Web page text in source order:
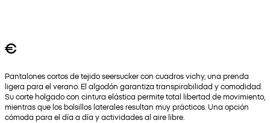
€
Pantalones cortos de tejido seersucker con cuadros vichy, una prenda
ligera para el verano. El algodón garantiza transpirabilidad y comodidad.
Su corte holgado con cintura elástica permite total libertad de movimiento,
mientras que los bolsillos laterales resultan muy prácticos. Una opción
cómoda para el día a día y actividades al aire libre.